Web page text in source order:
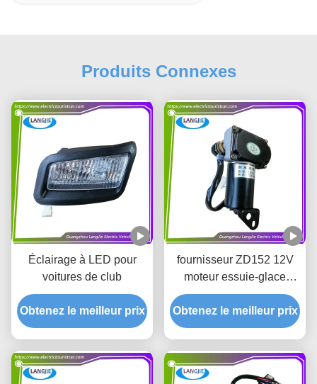
Produits Connexes
Éclairage à LED pour
voitures de club
Obtenez le meilleur prix
fournisseur ZD152 12V
moteur essuie-glace
LVTONG pour les pièces
et accessoires de voiture
de club
Obtenez le meilleur prix